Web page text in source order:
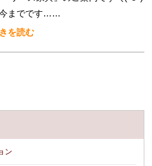
までです……
を読む
ン